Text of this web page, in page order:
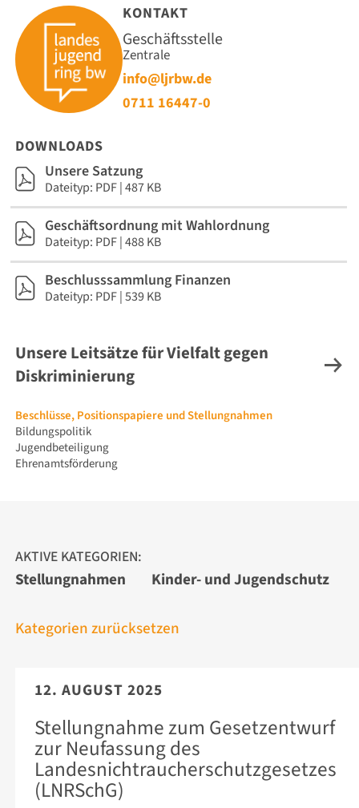
Navigation
überspringen
Beschlüsse, Positionspapiere und Stellungnahmen
Bildungspolitik
Jugendbeteiligung
Ehrenamtsförderung
KONTAKT
Geschäftsstelle
Zentrale
info@ljrbw.de
0711 16447-0
DOWNLOADS
Unsere Satzung
Dateityp: PDF | 487 KB
Geschäftsordnung mit Wahlordnung
Dateityp: PDF | 488 KB
Beschlusssammlung Finanzen
Dateityp: PDF | 539 KB
Unsere Leitsätze für Vielfalt gegen
Diskriminierung
AKTIVE KATEGORIEN:
Stellungnahmen Kinder- und Jugendschutz
Kategorien zurücksetzen
12. AUGUST 2025
Stellungnahme zum Gesetzentwurf
zur Neufassung des
Landesnichtraucherschutzgesetzes
(LNRSchG)